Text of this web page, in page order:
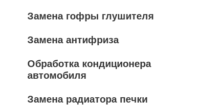
Замена гофры глушителя
Замена антифриза
Обработка кондиционера
автомобиля
Замена радиатора печки